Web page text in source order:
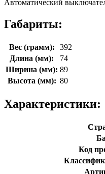
Автоматический
Габариты:
Вес (грамм):
392
Длина (мм):
74
Ширина (мм): 89
Высота (мм): 80
Характеристики:
Код